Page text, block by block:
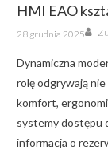
HMI EAO
Posted
on
28 grudnia 2025
Dynamiczna
rolę odgrywają
komfort,
systemy dostępu
informacja o